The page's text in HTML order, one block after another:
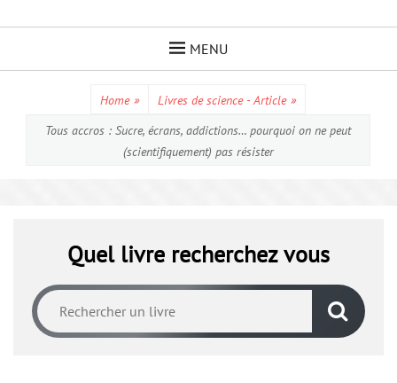
MENU
Home » Livres de science - Article »
Tous accros : Sucre, écrans, addictions… pourquoi on ne peut
(scientifiquement) pas résister
Quel livre recherchez vous